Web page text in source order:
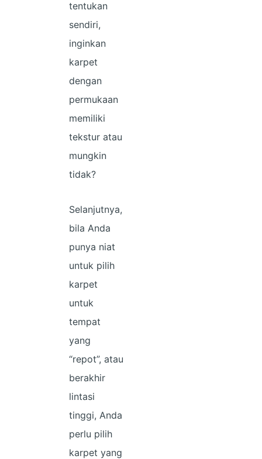
tentukan
sendiri,
inginkan
karpet
dengan
permukaan
memiliki
tekstur atau
mungkin
tidak?
Selanjutnya,
bila Anda
punya niat
untuk pilih
karpet
untuk
tempat
yang
“repot”, atau
berakhir
lintasi
tinggi, Anda
perlu pilih
karpet yang